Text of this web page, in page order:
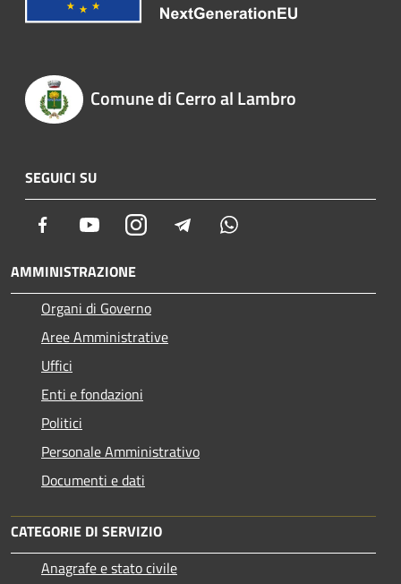
Comune di Cerro al Lambro
SEGUICI SU
Facebook YoutubeInstagram Telegram
AMMINISTRAZIONE
Organi di Governo
Aree Amministrative
Uffici
Enti e fondazioni
Politici
Personale Amministrativo
Documenti e dati
CATEGORIE DI SERVIZIO
Anagrafe e stato civile